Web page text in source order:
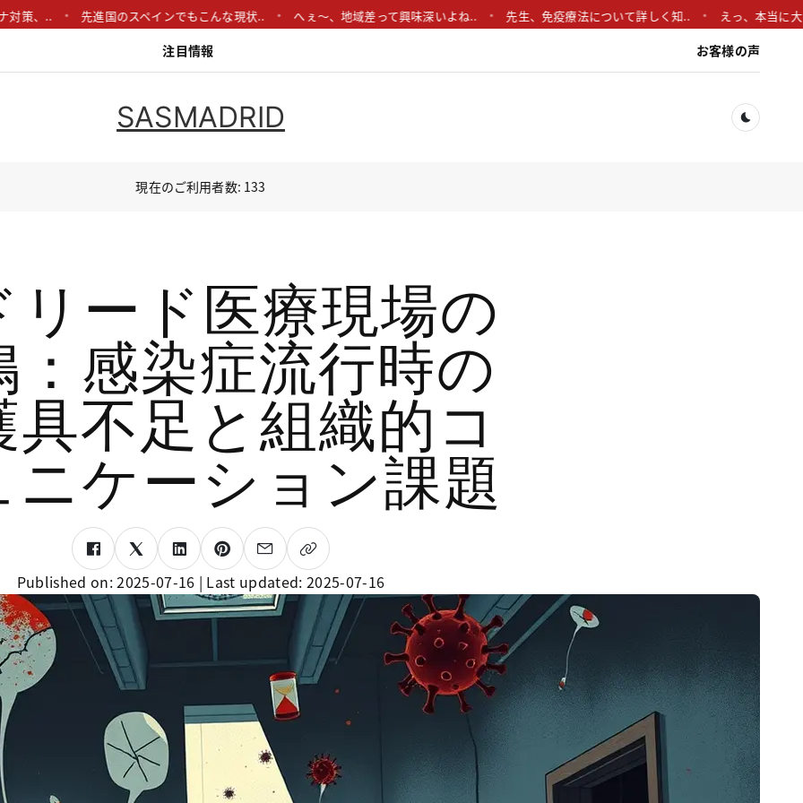
.. 先進国のスペインでもこんな現状.. へぇ〜、地域差って興味深いよね.. 先生、免疫療法について詳しく知.. えっ、本当に大気汚染
注目情報 お客様の声
SASMADRID
現在のご利用者数: 133
リード医療現場の
：感染症流行時の
具不足と組織的コ
ニケーション課題
Published on:2025-07-16 | Last updated: 2025-07-16